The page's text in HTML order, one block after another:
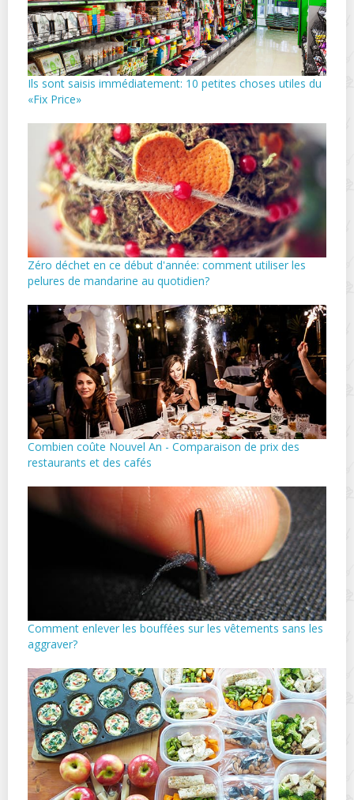
Ils sont saisis immédiatement: 10 petites choses utiles du
«Fix Price»
Zéro déchet en ce début d'année: comment utiliser les
pelures de mandarine au quotidien?
Combien coûte Nouvel An - Comparaison de prix des
restaurants et des cafés
Comment enlever les bouffées sur les vêtements sans les
aggraver?